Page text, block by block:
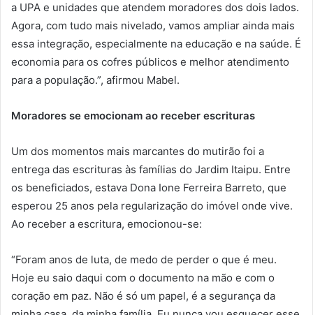
a UPA e unidades que atendem moradores dos dois lados.
Agora, com tudo mais nivelado, vamos ampliar ainda mais
essa integração, especialmente na educação e na saúde. É
economia para os cofres públicos e melhor atendimento
para a população.”, afirmou Mabel.
Moradores se emocionam ao receber escrituras
Um dos momentos mais marcantes do mutirão foi a
entrega das escrituras às famílias do Jardim Itaipu. Entre
os beneficiados, estava Dona Ione Ferreira Barreto, que
esperou 25 anos pela regularização do imóvel onde vive.
Ao receber a escritura, emocionou-se:
“Foram anos de luta, de medo de perder o que é meu.
Hoje eu saio daqui com o documento na mão e com o
coração em paz. Não é só um papel, é a segurança da